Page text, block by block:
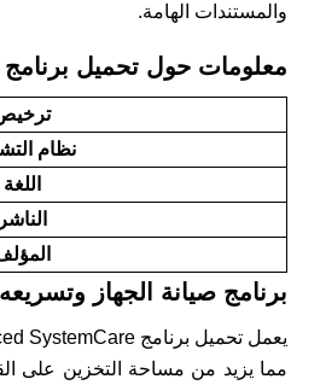
والمستندات الهامة.
معلومات حول تحميل برنامج Advanced SystemCare + التفعيل مدى الحياة:
نظام
اللغة
الناشر
برنامج صيانة الجهاز وتسريعه Advanced SystemCare Pro كامل نظرة عامة:
مما يزيد من مساحة التخزين على